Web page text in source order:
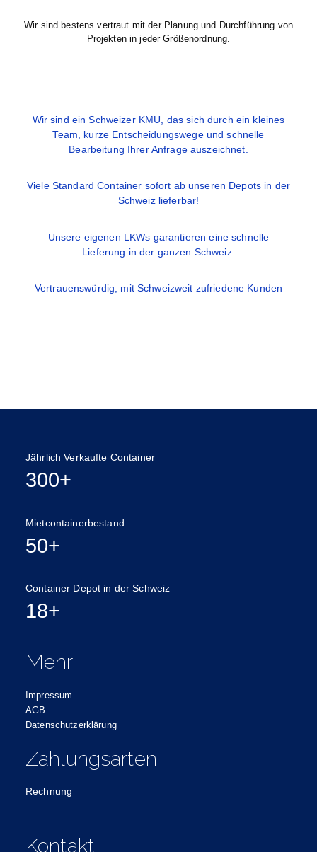
Wir sind bestens vertraut mit der Planung und Durchführung von
Projekten in jeder Größenordnung.
Wir sind ein Schweizer KMU, das sich durch ein kleines
Team, kurze Entscheidungswege und schnelle
Bearbeitung Ihrer Anfrage auszeichnet.
Viele Standard Container sofort ab unseren Depots in der
Schweiz lieferbar!
Unsere eigenen LKWs garantieren eine schnelle
Lieferung in der ganzen Schweiz.
Vertrauenswürdig, mit Schweizweit zufriedene Kunden
Jährlich Verkaufte Container
300+
Mietcontainerbestand
50+
Container Depot in der Schweiz
18+
Mehr
Impressum
AGB
Datenschutzerklärung
Zahlungsarten
Rechnung
Kontakt